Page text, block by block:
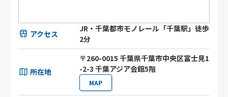
アクセス
JR・千葉都市モノレール「千葉駅」徒歩
2分
所在地
〒260-0015 千葉県千葉市中央区富士見1
-2-3 千葉アジア会館5階
MAP